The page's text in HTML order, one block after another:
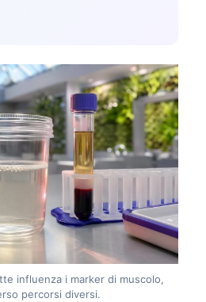
influenza i marker di muscolo,
percorsi diversi.